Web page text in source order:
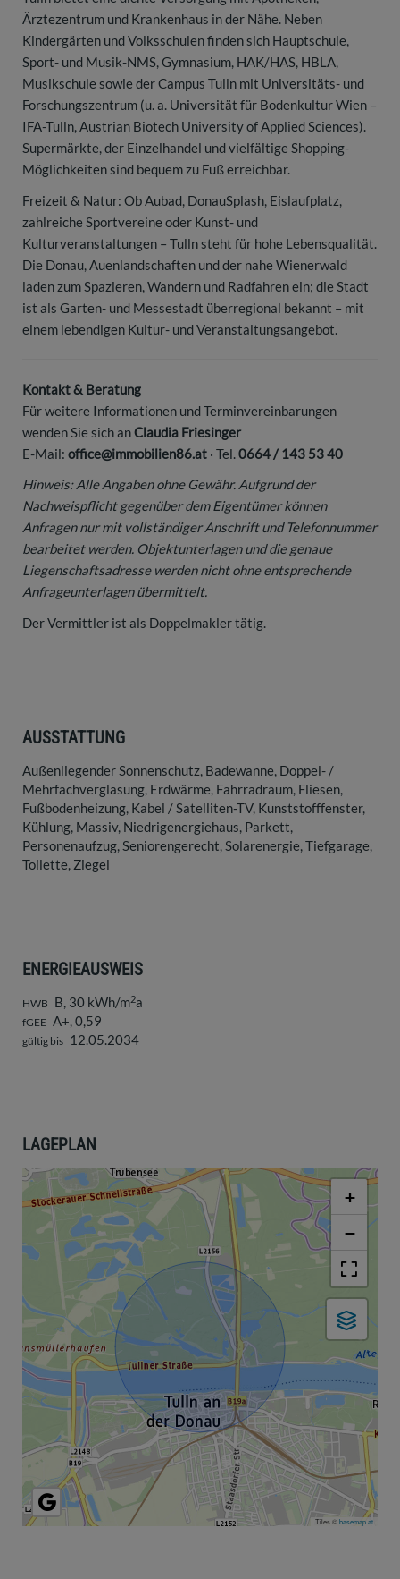
Ärztezentrum und Krankenhaus in der Nähe. Neben
Kindergärten und Volksschulen finden sich Hauptschule,
Sport- und Musik-NMS, Gymnasium, HAK/HAS, HBLA,
Musikschule sowie der Campus Tulln mit Universitäts- und
Forschungszentrum (u. a. Universität für Bodenkultur Wien –
IFA-Tulln, Austrian Biotech University of Applied Sciences).
Supermärkte, der Einzelhandel und vielfältige Shopping-
Möglichkeiten sind bequem zu Fuß erreichbar.
Freizeit & Natur: Ob Aubad, DonauSplash, Eislaufplatz,
zahlreiche Sportvereine oder Kunst- und
Kulturveranstaltungen – Tulln steht für hohe Lebensqualität.
Die Donau, Auenlandschaften und der nahe Wienerwald
laden zum Spazieren, Wandern und Radfahren ein; die Stadt
ist als Garten- und Messestadt überregional bekannt – mit
einem lebendigen Kultur- und Veranstaltungsangebot.
Kontakt & Beratung
Für weitere Informationen und Terminvereinbarungen
wenden Sie sich anClaudia Friesinger
E-Mail: office@immobilien86.at · Tel.0664 / 143 53 40
Hinweis: Alle Angaben ohne Gewähr. Aufgrund der
Nachweispflicht gegenüber dem Eigentümer können
Anfragen nur mit vollständiger Anschrift und Telefonnummer
bearbeitet werden. Objektunterlagen und die genaue
Liegenschaftsadresse werden nicht ohne entsprechende
Anfrageunterlagen übermittelt.
Der Vermittler ist als Doppelmakler tätig.
AUSSTATTUNG
Außenliegender Sonnenschutz Badewanne Doppel- /
Mehrfachverglasung Erdwärme Fahrradraum Fliesen
Fußbodenheizung Kabel / Satelliten-TV Kunststofffenster
Kühlung Massiv Niedrigenergiehaus Parkett
Personenaufzug Seniorengerecht Solarenergie Tiefgarage
Toilette Ziegel
ENERGIEAUSWEIS
HWB B, 30 kWh/m2a
fGEE A+, 0,59
gültig bis 12.05.2034
LAGEPLAN
+
−
Tiles ©basemap.at